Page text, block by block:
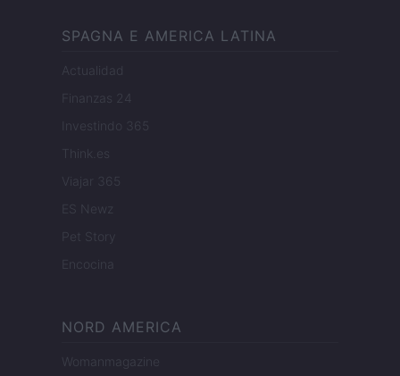
SPAGNA E AMERICA LATINA
Actualidad
Finanzas 24
Investindo 365
Think.es
Viajar 365
ES Newz
Pet Story
Encocina
NORD AMERICA
Womanmagazine